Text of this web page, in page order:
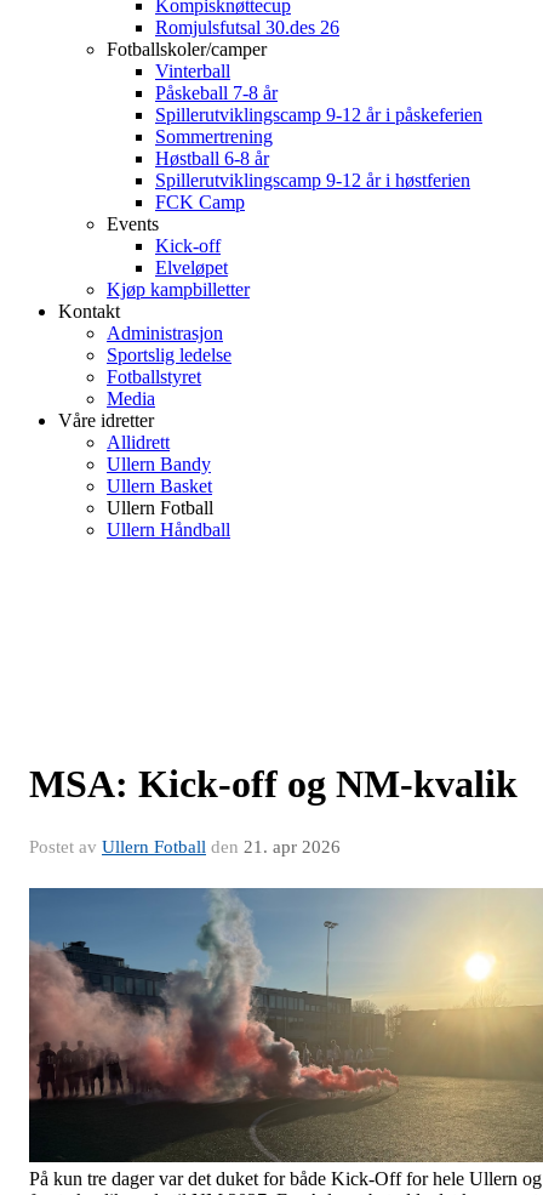
Kompisknøttecup
Romjulsfutsal 30.des 26
Fotballskoler/camper
Vinterball
Påskeball 7-8 år
Spillerutviklingscamp 9-12 år i påskeferien
Sommertrening
Høstball 6-8 år
Spillerutviklingscamp 9-12 år i høstferien
FCK Camp
Events
Kick-off
Elveløpet
Kjøp kampbilletter
Kontakt
Administrasjon
Sportslig ledelse
Fotballstyret
Media
Våre idretter
Allidrett
Ullern Bandy
Ullern Basket
Ullern Fotball
Ullern Håndball
MSA: Kick-off og NM-kvalik
Postet av Ullern Fotball den 21. apr 2026
På kun tre dager var det duket for både Kick-Off for hele Ullern og